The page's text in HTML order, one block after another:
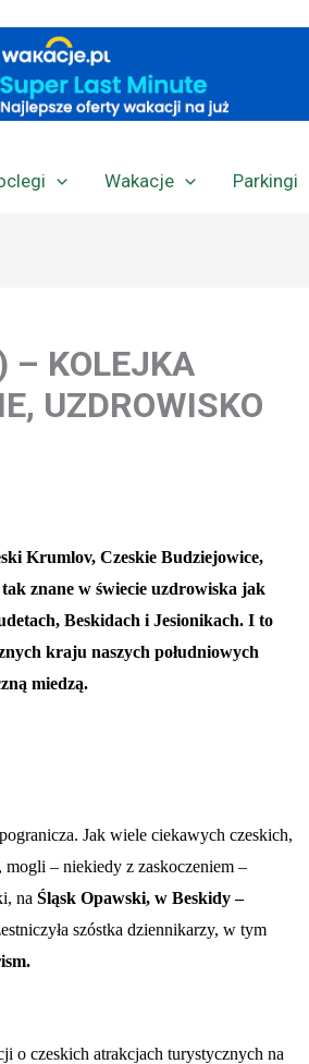
Wakacje Parkingi
– KOLEJKA
UZDROWISKO
Krumlov, Czeskie Budziejowice,
znane w świecie uzdrowiska jak
Beskidach i Jesionikach. I to
kraju naszych południowych
miedzą.
Jak wiele ciekawych czeskich,
– niekiedy z zaskoczeniem –
na Śląsk Opawski, w Beskidy –
szóstka dziennikarzy, w tym
o czeskich atrakcjach turystycznych na